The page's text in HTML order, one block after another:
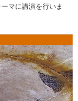
マに講演を行いま